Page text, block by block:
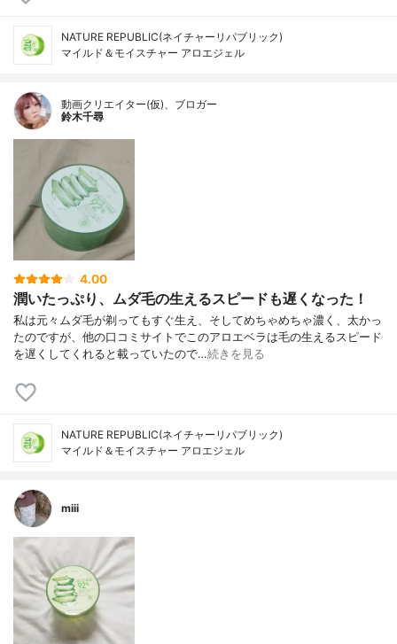
NATURE REPUBLIC(ネイチャーリパブリック)
マイルド＆モイスチャー アロエジェル
動画クリエイター(仮)、ブロガー
鈴木千尋
4.00
潤いたっぷり、ムダ毛の生えるスピードも遅くなった！
私は元々ムダ毛が剃ってもすぐ生え、そしてめちゃめちゃ濃く、太かっ
たのですが、他の口コミサイトでこのアロエベラは毛の生えるスピード
を遅くしてくれると載っていたので…続きを見る
NATURE REPUBLIC(ネイチャーリパブリック)
マイルド＆モイスチャー アロエジェル
miii